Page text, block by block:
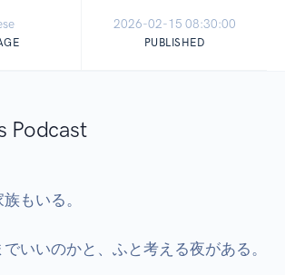
2026-02-15 08:30:00
PUBLISHED
Podcast
もいる。
いいのかと、ふと考える夜がある。